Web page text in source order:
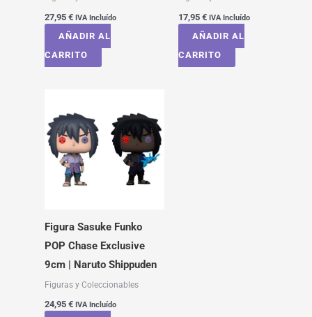
27,95 € IVA Incluído
AÑADIR AL
CARRITO
17,95 € IVA Incluído
AÑADIR AL
CARRITO
Figura Sasuke Funko
POP Chase Exclusive
9cm | Naruto Shippuden
Figuras y Coleccionables
24,95 € IVA Incluído